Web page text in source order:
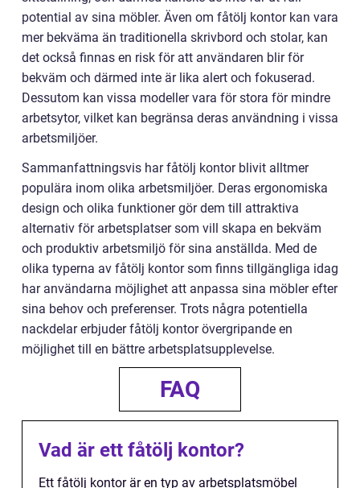
potential av sina möbler. Även om fåtölj kontor kan vara
mer bekväma än traditionella skrivbord och stolar, kan
det också finnas en risk för att användaren blir för
bekväm och därmed inte är lika alert och fokuserad.
Dessutom kan vissa modeller vara för stora för mindre
arbetsytor, vilket kan begränsa deras användning i vissa
arbetsmiljöer.
Sammanfattningsvis har fåtölj kontor blivit alltmer
populära inom olika arbetsmiljöer. Deras ergonomiska
design och olika funktioner gör dem till attraktiva
alternativ för arbetsplatser som vill skapa en bekväm
och produktiv arbetsmiljö för sina anställda. Med de
olika typerna av fåtölj kontor som finns tillgängliga idag
har användarna möjlighet att anpassa sina möbler efter
sina behov och preferenser. Trots några potentiella
nackdelar erbjuder fåtölj kontor övergripande en
möjlighet till en bättre arbetsplatsupplevelse.
FAQ
Vad är ett fåtölj kontor?
Ett fåtölj kontor är en typ av arbetsplatsmöbel